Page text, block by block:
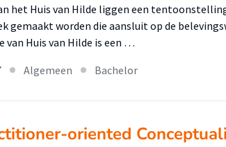
het Huis van Hilde liggen een
gemaakt worden die aansluit op de
van Huis van Hilde is een …
Algemeen Bachelor
oriented